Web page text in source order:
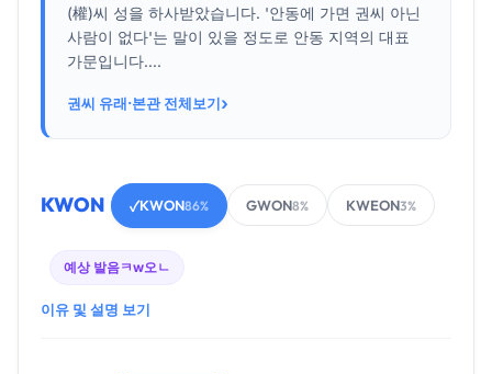
(權)씨 성을 하사받았습니다. '안동에 가면 권씨 아닌
사람이 없다'는 말이 있을 정도로 안동 지역의 대표
가문입니다....
권씨 유래·본관 전체보기›
KWON ✓KWON86% GWON8% KWEON3%
예상 발음ㅋw오ㄴ
이유 및 설명 보기